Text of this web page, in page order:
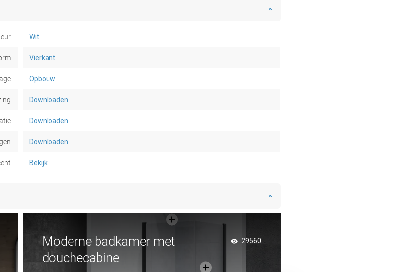
Wit
Vierkant
Opbouw
Downloaden
Downloaden
Downloaden
Bekijk
Moderne badkamer met
douchecabine
29560